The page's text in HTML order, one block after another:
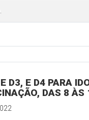
D3, E D4 PARA
DAS 8 ÀS